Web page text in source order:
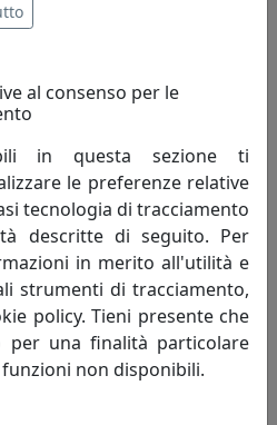
al consenso per le
in questa sezione ti
le preferenze relative
tecnologia di tracciamento
descritte di seguito. Per
in merito all'utilità e
strumenti di tracciamento,
policy. Tieni presente che
una finalità particolare
non disponibili.